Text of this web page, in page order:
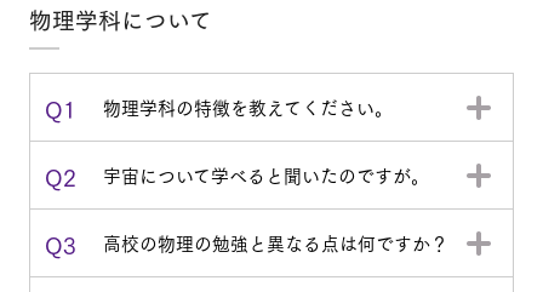
物理学科について
Q1 物理学科の特徴を教えてください。
Q2 宇宙について学べると聞いたのですが。
Q3 高校の物理の勉強と異なる点は何ですか？